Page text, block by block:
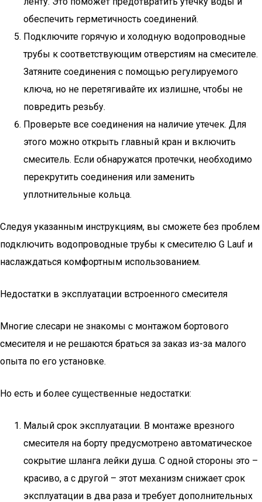
обеспечить герметичность соединений.
Подключите горячую и холодную водопроводные
трубы к соответствующим отверстиям на смесителе.
Затяните соединения с помощью регулируемого
ключа, но не перетягивайте их излишне, чтобы не
повредить резьбу.
Проверьте все соединения на наличие утечек. Для
этого можно открыть главный кран и включить
смеситель. Если обнаружатся протечки, необходимо
перекрутить соединения или заменить
уплотнительные кольца.
Следуя указанным инструкциям, вы сможете без проблем
подключить водопроводные трубы к смесителю G Lauf и
наслаждаться комфортным использованием.
Недостатки в эксплуатации встроенного смесителя
Многие слесари не знакомы с монтажом бортового
смесителя и не решаются браться за заказ из-за малого
опыта по его установке.
Но есть и более существенные недостатки:
Малый срок эксплуатации. В монтаже врезного
смесителя на борту предусмотрено автоматическое
сокрытие шланга лейки душа. С одной стороны это –
красиво, а с другой – этот механизм снижает срок
эксплуатации в два раза и требует дополнительных